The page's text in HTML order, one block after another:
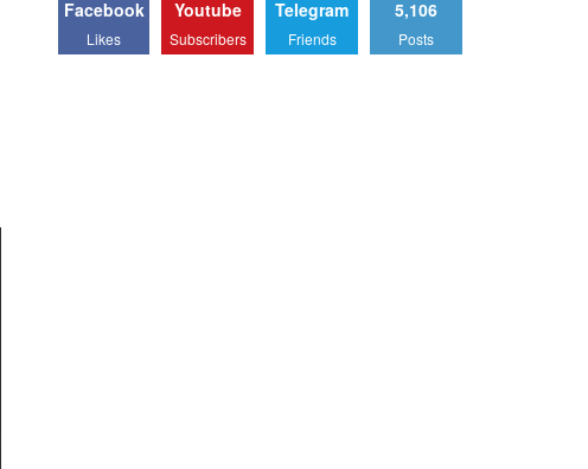
Facebook
Likes
Youtube
Subscribers
Telegram
Friends
5,106
Posts